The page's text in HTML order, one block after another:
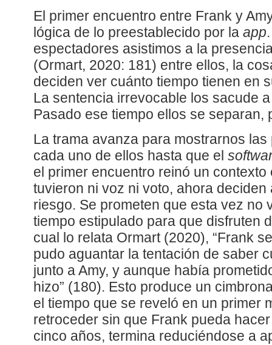
El primer encuentro entre Frank y
lógica de lo preestablecido por la app
espectadores asistimos a la
(Ormart, 2020: 181) entre ellos, la
deciden ver cuánto tiempo tienen en
La sentencia irrevocable los sacude
Pasado ese tiempo ellos se separan,
La trama avanza para mostrarnos
cada uno de ellos hasta que el
el primer encuentro reinó un contexto
tuvieron ni voz ni voto, ahora
riesgo. Se prometen que esta vez no
tiempo estipulado para que disfruten
cual lo relata Ormart (2020), “Frank
pudo aguantar la tentación de saber
junto a Amy, y aunque había
hizo” (180). Esto produce un
el tiempo que se reveló en un primer
retroceder sin que Frank pueda
cinco años, termina reduciéndose a